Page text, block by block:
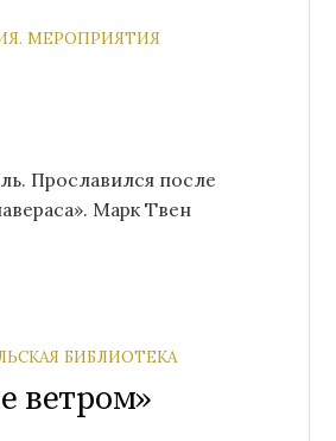
МЕРОПРИЯТИЯ
Прославился после
Марк Твен
БИБЛИОТЕКА
ветром»